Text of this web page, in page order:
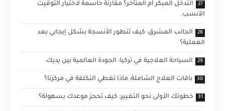
التدخل المبكر أم المتأخر؟ مقارنة حاسمة لاختيار التوقيت
الأنسب.
الجانب المشرق: كيف تتطور الأنسجة بشكل إيجابي بعد
العملية؟
السياحة العلاجية في تركيا: الجودة العالمية بين يديك.
باقات العلاج الشاملة: ماذا تغطي التكلفة في مركزنا؟
خطوتك الأولى نحو التغيير: كيف تحجز موعدك بسهولة؟